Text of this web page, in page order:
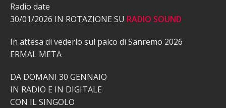
Radio date
30/01/2026 IN ROTAZIONE SU RADIO SOUND
In attesa di vederlo sul palco di Sanremo 2026
ERMAL META
DA DOMANI 30 GENNAIO
IN RADIO E IN DIGITALE
CON IL SINGOLO